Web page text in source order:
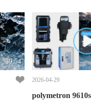
39:54
2026-04-29
polymetron